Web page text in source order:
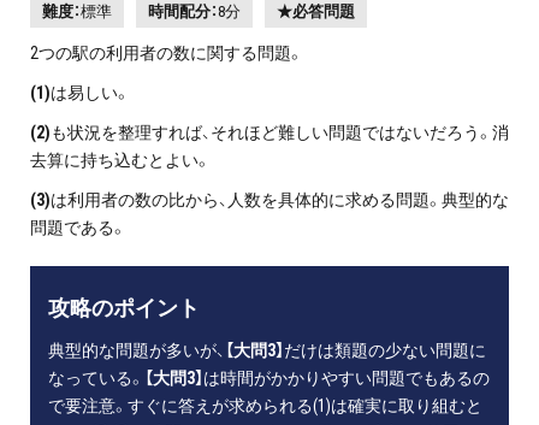
難度：標準 時間配分：8分 ★必答問題
2つの駅の利用者の数に関する問題。
(1)は易しい。
(2)も状況を整理すれば、それほど難しい問題ではないだろう。消
去算に持ち込むとよい。
(3)は利用者の数の比から、人数を具体的に求める問題。典型的な
問題である。
攻略のポイント
典型的な問題が多いが、 【大問3】 だけは類題の少ない問題に
なっている。 【大問3】 は時間がかかりやすい問題でもあるの
で要注意。すぐに答えが求められる(1)は確実に取り組むと